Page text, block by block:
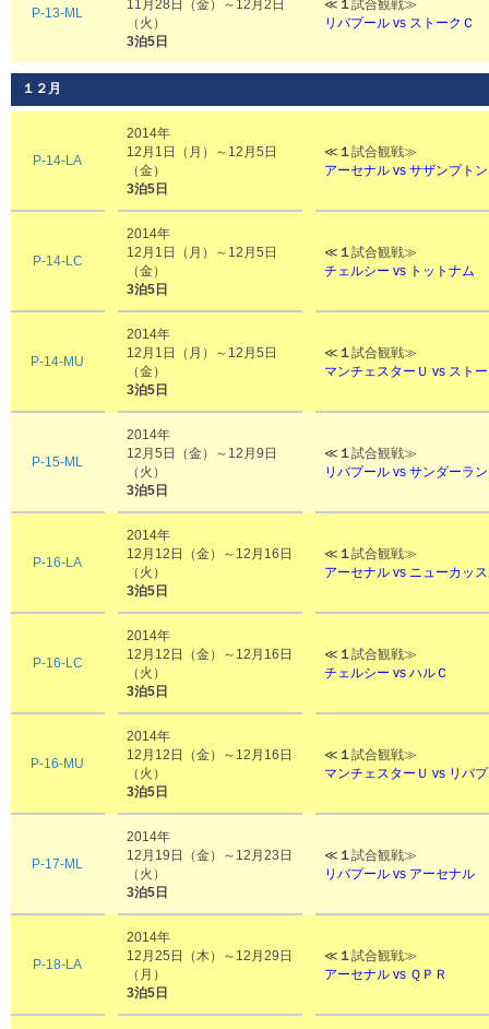
P-13-ML
11月28日（金）～12月2日
（火）
3泊5日
≪ １試合観戦≫
リバプール vs ストークＣ
１２月
P-14-LA
2014年
12月1日（月）～12月5日
（金）
3泊5日
≪ １試合観戦≫
アーセナル vs サザンプトン
P-14-LC
2014年
12月1日（月）～12月5日
（金）
3泊5日
≪ １試合観戦≫
チェルシー vs トットナム
P-14-MU
2014年
12月1日（月）～12月5日
（金）
3泊5日
≪ １試合観戦≫
マンチェスターＵ vs スト
P-15-ML
2014年
12月5日（金）～12月9日
（火）
3泊5日
≪ １試合観戦≫
リバプール vs サンダー
P-16-LA
2014年
12月12日（金）～12月16日
（火）
3泊5日
≪ １試合観戦≫
アーセナル vs ニューカッ
P-16-LC
2014年
12月12日（金）～12月16日
（火）
3泊5日
≪ １試合観戦≫
チェルシー vs ハルＣ
P-16-MU
2014年
12月12日（金）～12月16日
（火）
3泊5日
≪ １試合観戦≫
マンチェスターＵ vs リバ
P-17-ML
2014年
12月19日（金）～12月23日
（火）
3泊5日
≪ １試合観戦≫
リバプール vs アーセナル
P-18-LA
2014年
12月25日（木）～12月29日
（月）
3泊5日
≪ １試合観戦≫
アーセナル vs ＱＰＲ